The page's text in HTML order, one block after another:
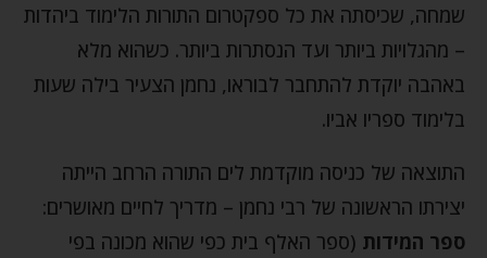
שמחה, שכיסתה את כל ספקטרום התורות הלימוד ביהדות
– מהגלויות ביותר ועד הנסתרות ביותר. כשהוא מלא
באהבה יוקדת להתחבר לבוראו, נחמן הצעיר בילה שעות
בלימוד ספריו אביו.
התוצאה של כניסה מוקדמת לים התורה הרחב הייתה
יצירתו הראשונה של רבי נחמן – מדריך לחיים מאושרים:
ספר המידות(ספר האלף בית כפי שהוא מכונה בפי